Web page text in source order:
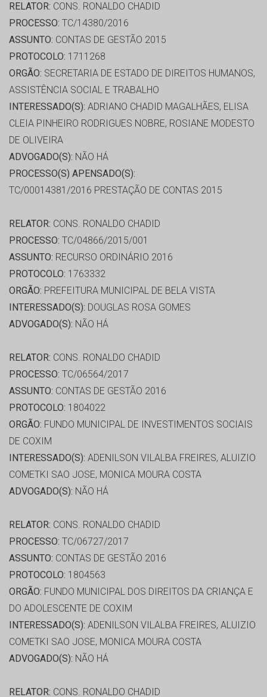
RELATOR: CONS. RONALDO CHADID
PROCESSO: TC/14380/2016
ASSUNTO: CONTAS DE GESTÃO 2015
PROTOCOLO: 1711268
ORGÃO: SECRETARIA DE ESTADO DE DIREITOS HUMANOS,
ASSISTÊNCIA SOCIAL E TRABALHO
INTERESSADO(S): ADRIANO CHADID MAGALHÃES, ELISA
CLEIA PINHEIRO RODRIGUES NOBRE, ROSIANE MODESTO
DE OLIVEIRA
ADVOGADO(S): NÃO HÁ
PROCESSO(S) APENSADO(S):
TC/00014381/2016 PRESTAÇÃO DE CONTAS 2015
RELATOR: CONS. RONALDO CHADID
PROCESSO: TC/04866/2015/001
ASSUNTO: RECURSO ORDINÁRIO 2016
PROTOCOLO: 1763332
ORGÃO: PREFEITURA MUNICIPAL DE BELA VISTA
INTERESSADO(S): DOUGLAS ROSA GOMES
ADVOGADO(S): NÃO HÁ
RELATOR: CONS. RONALDO CHADID
PROCESSO: TC/06564/2017
ASSUNTO: CONTAS DE GESTÃO 2016
PROTOCOLO: 1804022
ORGÃO: FUNDO MUNICIPAL DE INVESTIMENTOS SOCIAIS
DE COXIM
INTERESSADO(S): ADENILSON VILALBA FREIRES, ALUIZIO
COMETKI SAO JOSE, MONICA MOURA COSTA
ADVOGADO(S): NÃO HÁ
RELATOR: CONS. RONALDO CHADID
PROCESSO: TC/06727/2017
ASSUNTO: CONTAS DE GESTÃO 2016
PROTOCOLO: 1804563
ORGÃO: FUNDO MUNICIPAL DOS DIREITOS DA CRIANÇA E
DO ADOLESCENTE DE COXIM
INTERESSADO(S): ADENILSON VILALBA FREIRES, ALUIZIO
COMETKI SAO JOSE, MONICA MOURA COSTA
ADVOGADO(S): NÃO HÁ
RELATOR: CONS. RONALDO CHADID